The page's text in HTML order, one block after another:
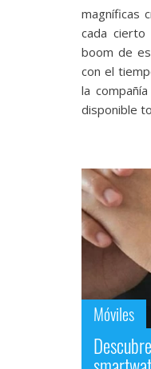
comunicación
comparativas,
magníficas
cada
boom de
con el
la
disponible
Móviles